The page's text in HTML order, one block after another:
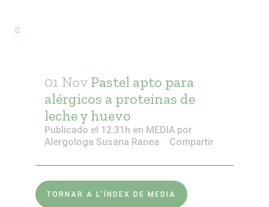
01 Nov Pastel apto para
alérgicos a proteinas de
leche y huevo
Publicado el 12:31h en MEDIA por
Alergologa Susana Ranea
Compartir
TORNAR A L'ÍNDEX DE MEDIA